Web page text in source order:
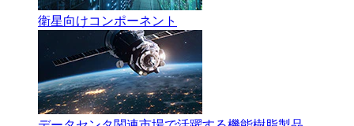
衛星向けコンポーネント